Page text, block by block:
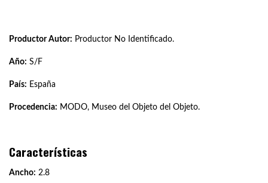
Productor Autor: Productor No Identificado.
Año: S/F
País: España
Procedencia: MODO, Museo del Objeto del Objeto.
Características
Ancho: 2.8